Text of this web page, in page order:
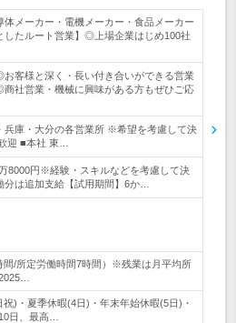
体メーカー・電機メーカー・食品メーカー
したルート営業】◎上場企業はじめ100社
お客様と深く・長い付き合いができる営業
社営業・機械に興味がある方もぜひご応
庫・大分の各営業所 ※希望を考慮して決
迎 ■本社 東…
8000円※経験・スキルなどを考慮して決
は追加支給【試用期間】6か…
間/所定労働時間7時間）※残業は月平均所
祝)・夏季休暇(4日)・年末年始休暇(5日)・
日、最高…